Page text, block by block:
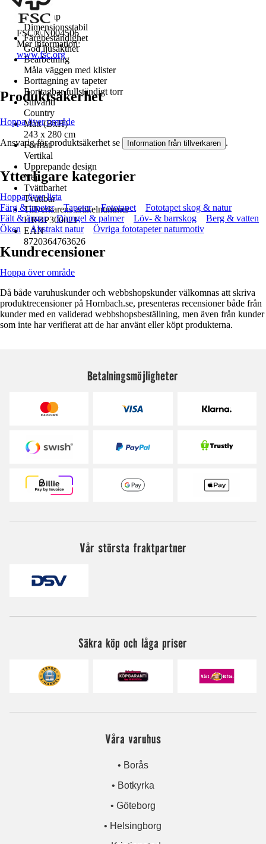
5
Egenskap
Dimensionsstabil
Färgbeständighet
God ljusäkthet
Bearbetning
Måla väggen med klister
Borttagning av tapeter
Borttagbar fullständigt torr
Stilvärld
Country
Mått (BxH)
243 x 280 cm
Format
Vertikal
Upprepande design
Nej
Tvättbarhet
Tvättbar
Tillverkarens artikelnummer
HRBP300021
EAN
8720364763626
FSC® N004506
Mer information:
www.fsc.org
Produktsäkerhet
Hoppa över område
Ansvarig för produktsäkerhet se Information från tillverkaren .
Ytterligare kategorier
Hoppa över lista
Färg & tapeter
Tapeter Fototapet
Fototapet skog & natur
Fält & ängar
Djungel & palmer Löv- & barrskog
Berg & vatten
Öken
Abstrakt natur Övriga fototapeter naturmotiv
Kundrecensioner
Hoppa över område
Då både varuhuskunder och webbshopskunder välkomnas att skriva
produktrecensioner på Hornbach.se, presenteras recensioner både från
kunder med en validerad webbshopsbeställning, men även från kunder
som inte har verifierat att de har använt eller köpt produkterna.
Betalningsmöjligheter
Vår största fraktpartner
Säkra köp och låga priser
Våra varuhus
• Borås
• Botkyrka
• Göteborg
• Helsingborg